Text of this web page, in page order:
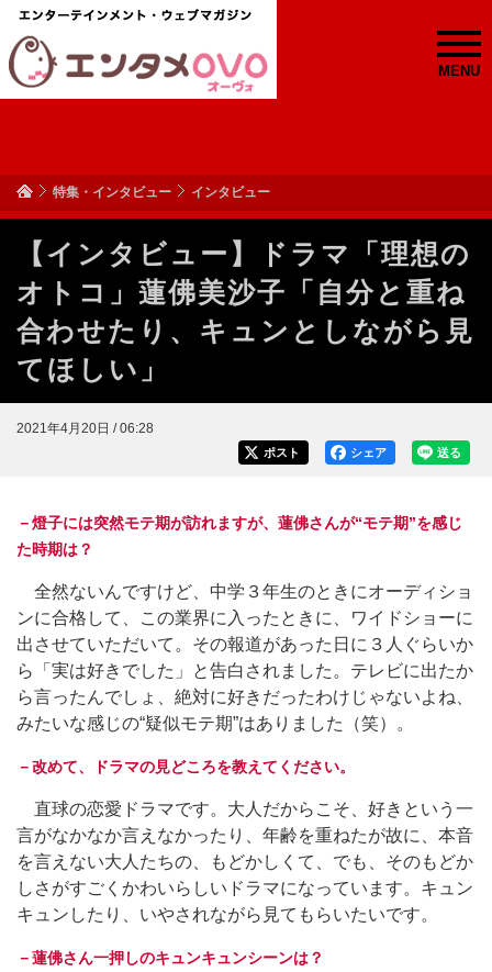
MENU
特集・インタビュー インタビュー
【インタビュー】ドラマ「理想の
オトコ」蓮佛美沙子「自分と重ね
合わせたり、キュンとしながら見
てほしい」
2021年4月20日 / 06:28
送る
シェア
ポスト
－燈子には突然モテ期が訪れますが、蓮佛さんが“モテ期”を感じ
た時期は？
全然ないんですけど、中学３年生のときにオーディショ
ンに合格して、この業界に入ったときに、ワイドショーに
出させていただいて。その報道があった日に３人ぐらいか
ら「実は好きでした」と告白されました。テレビに出たか
ら言ったんでしょ、絶対に好きだったわけじゃないよね、
みたいな感じの“疑似モテ期”はありました（笑）。
－改めて、ドラマの見どころを教えてください。
直球の恋愛ドラマです。大人だからこそ、好きという一
言がなかなか言えなかったり、年齢を重ねたが故に、本音
を言えない大人たちの、もどかしくて、でも、そのもどか
しさがすごくかわいらしいドラマになっています。キュン
キュンしたり、いやされながら見てもらいたいです。
－蓮佛さん一押しのキュンキュンシーンは？